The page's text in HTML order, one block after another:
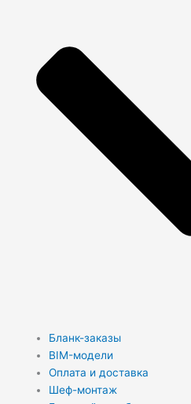
Бланк-заказы
BIM-модели
Оплата и доставка
Шеф-монтаж